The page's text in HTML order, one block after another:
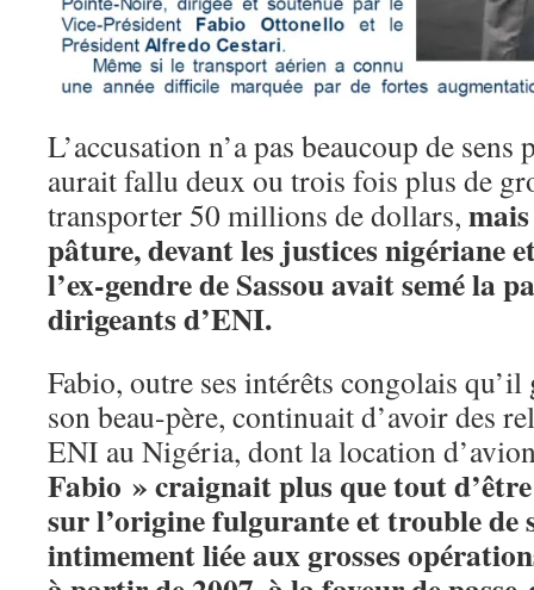
L’accusation n’a pas beaucoup de
aurait fallu deux ou trois fois plus de
transporter 50 millions de dollars,
pâture, devant les justices nigériane
l’ex-gendre de Sassou avait semé la
dirigeants d’ENI.
Fabio, outre ses intérêts congolais
son beau-père, continuait d’avoir des
ENI au Nigéria, dont la location
Fabio » craignait plus que tout
sur l’origine fulgurante et trouble de
intimement liée aux grosses